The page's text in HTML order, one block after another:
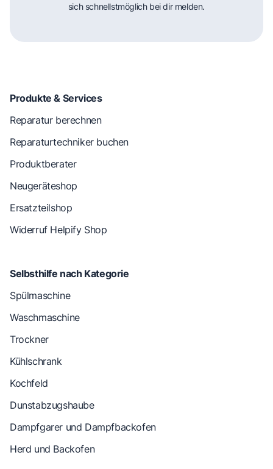
sich schnellstmöglich bei dir melden.
Produkte & Services
Reparatur berechnen
Reparaturtechniker buchen
Produktberater
Neugeräteshop
Ersatzteilshop
Widerruf Helpify Shop
Selbsthilfe nach Kategorie
Spülmaschine
Waschmaschine
Trockner
Kühlschrank
Kochfeld
Dunstabzugshaube
Dampfgarer und Dampfbackofen
Herd und Backofen